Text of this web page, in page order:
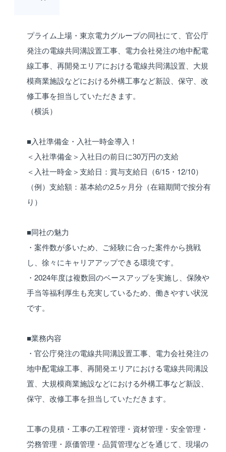
プライム上場・東京電力グループの同社にて、官公庁
発注の電線共同溝設置工事、電力会社発注の地中配電
線工事、再開発エリアにおける電線共同溝設置、大規
模商業施設などにおける外構工事など新設、保守、改
修工事を担当していただきます。
（横浜）
■入社準備金・入社一時金導入！
＜入社準備金＞入社日の前日に30万円の支給
＜入社一時金＞支給日：賞与支給日（6/15・12/10）
（例）支給額：基本給の2.5ヶ月分（在籍期間で按分有
り）
■同社の魅力
・案件数が多いため、ご経験に合った案件から挑戦
し、徐々にキャリアアップできる環境です。
・2024年度は複数回のベースアップを実施し、保険や
手当等福利厚生も充実しているため、働きやすい状況
です。
■業務内容
・官公庁発注の電線共同溝設置工事、電力会社発注の
地中配電線工事、再開発エリアにおける電線共同溝設
置、大規模商業施設などにおける外構工事など新設、
保守、改修工事を担当していただきます。
工事の見積・工事の工程管理・資材管理・安全管理・
労務管理・原価管理・品質管理などを通じて、現場の